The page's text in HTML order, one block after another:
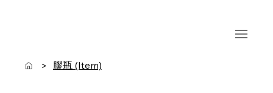
> 膠瓶 (Item)